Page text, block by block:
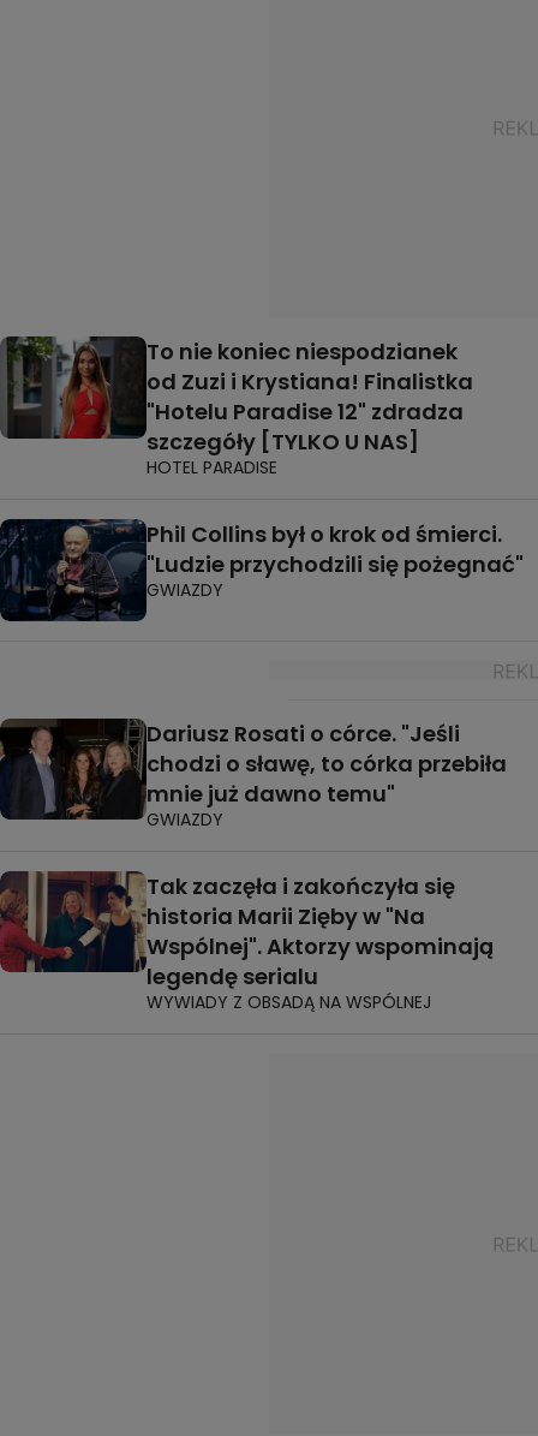
To nie koniec niespodzianek
od Zuzi i Krystiana! Finalistka
"Hotelu Paradise 12" zdradza
szczegóły [TYLKO U NAS]
HOTEL PARADISE
Phil Collins był o krok od śmierci.
"Ludzie przychodzili się pożegnać"
GWIAZDY
Dariusz Rosati o córce. "Jeśli
chodzi o sławę, to córka przebiła
mnie już dawno temu"
GWIAZDY
Tak zaczęła i zakończyła się
historia Marii Zięby w "Na
Wspólnej". Aktorzy wspominają
legendę serialu
WYWIADY Z OBSADĄ NA WSPÓLNEJ